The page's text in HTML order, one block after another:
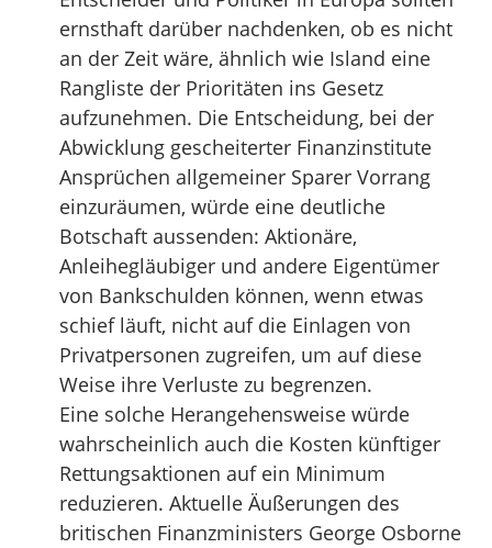
ernsthaft darüber nachdenken, ob es nicht
an der Zeit wäre, ähnlich wie Island eine
Rangliste der Prioritäten ins Gesetz
aufzunehmen. Die Entscheidung, bei der
Abwicklung gescheiterter Finanzinstitute
Ansprüchen allgemeiner Sparer Vorrang
einzuräumen, würde eine deutliche
Botschaft aussenden: Aktionäre,
Anleihegläubiger und andere Eigentümer
von Bankschulden können, wenn etwas
schief läuft, nicht auf die Einlagen von
Privatpersonen zugreifen, um auf diese
Weise ihre Verluste zu begrenzen.
Eine solche Herangehensweise würde
wahrscheinlich auch die Kosten künftiger
Rettungsaktionen auf ein Minimum
reduzieren. Aktuelle Äußerungen des
britischen Finanzministers George Osborne